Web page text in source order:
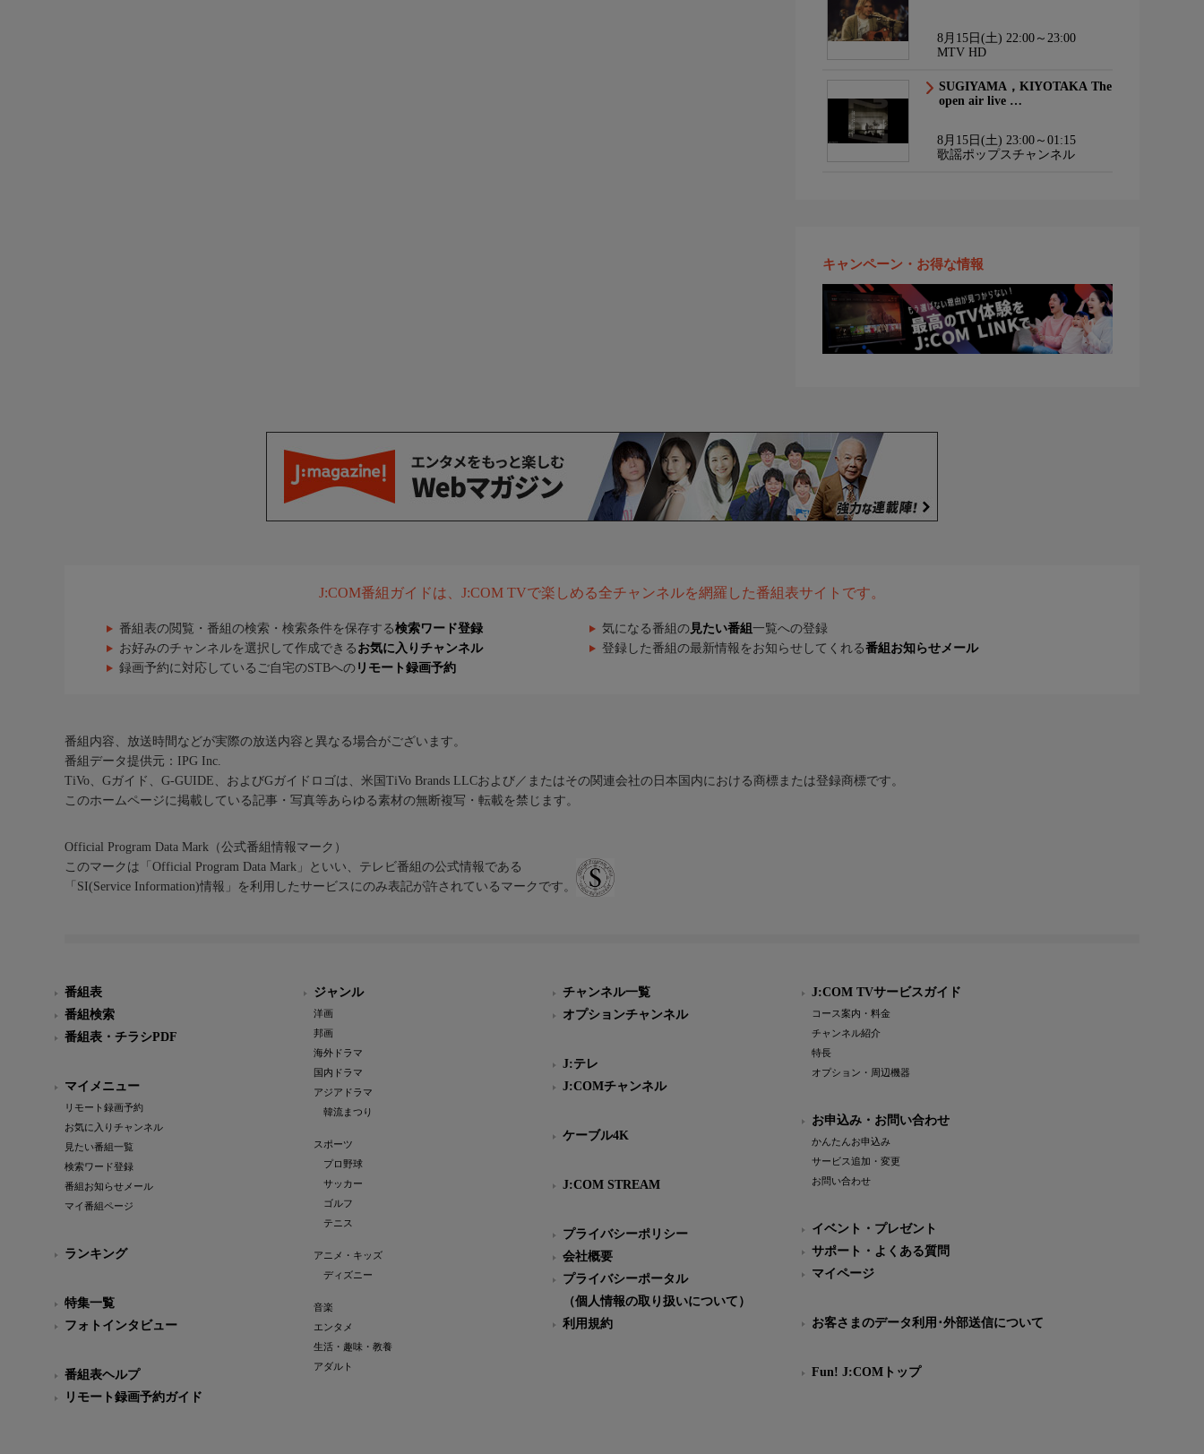
8月15日(土) 22:00～23:00
MTV HD
SUGIYAMA，KIYOTAKA The
open air live …
8月15日(土) 23:00～01:15
歌謡ポップスチャンネル
キャンペーン・お得な情報
J:COM番組ガイドは、J:COM TVで楽しめる全チャンネルを網羅した番組表サイトです。
番組表の閲覧・番組の検索・検索条件を保存する検索ワード登録 気になる番組の 見たい番組 一覧への登録
お好みのチャンネルを選択して作成できる お気に入りチャンネル 登録した番組の最新情報をお知らせしてくれる番組お知らせメール
録画予約に対応しているご自宅のSTBへの リモート録画予約
番組内容、放送時間などが実際の放送内容と異なる場合がございます。
番組データ提供元：IPG Inc.
TiVo、Gガイド、G-GUIDE、およびGガイドロゴは、米国TiVo Brands LLCおよび／またはその関連会社の日本国内における商標または登録商標です。
このホームページに掲載している記事・写真等あらゆる素材の無断複写・転載を禁じます。
Official Program Data Mark（公式番組情報マーク）
このマークは「Official Program Data Mark」といい、テレビ番組の公式情報である
「SI(Service Information)情報」を利用したサービスにのみ表記が許されているマークです。
番組表
番組検索
番組表・チラシPDF
マイメニュー
リモート録画予約
お気に入りチャンネル
見たい番組一覧
検索ワード登録
番組お知らせメール
マイ番組ページ
ランキング
特集一覧
フォトインタビュー
番組表ヘルプ
リモート録画予約ガイド
ジャンル
洋画
邦画
海外ドラマ
国内ドラマ
アジアドラマ
韓流まつり
スポーツ
プロ野球
サッカー
ゴルフ
テニス
アニメ・キッズ
ディズニー
音楽
エンタメ
生活・趣味・教養
アダルト
チャンネル一覧
オプションチャンネル
J:テレ
J:COMチャンネル
ケーブル4K
J:COM STREAM
プライバシーポリシー
会社概要
プライバシーポータル
（個人情報の取り扱いについて）
利用規約
J:COM TVサービスガイド
コース案内・料金
チャンネル紹介
特長
オプション・周辺機器
お申込み・お問い合わせ
かんたんお申込み
サービス追加・変更
お問い合わせ
イベント・プレゼント
サポート・よくある質問
マイページ
お客さまのデータ利用･外部送信について
Fun! J:COMトップ